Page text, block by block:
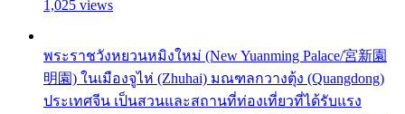
1,025 views
พระราชวังหยวนหมิงใหม่ (New Yuanming Palace/宮新園
明園) ในเมืองจูไห่ (Zhuhai) มณฑลกวางตุ้ง (Quangdong)
ประเทศจีน เป็นสวนและสถานที่ท่องเที่ยวที่ได้รับแรง